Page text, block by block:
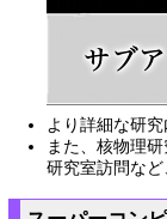
より詳細な研
また、核物理
研究室訪問など